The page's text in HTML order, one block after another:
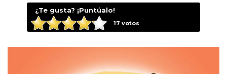
¿Te gusta? ¡Puntúalo!
17 votos